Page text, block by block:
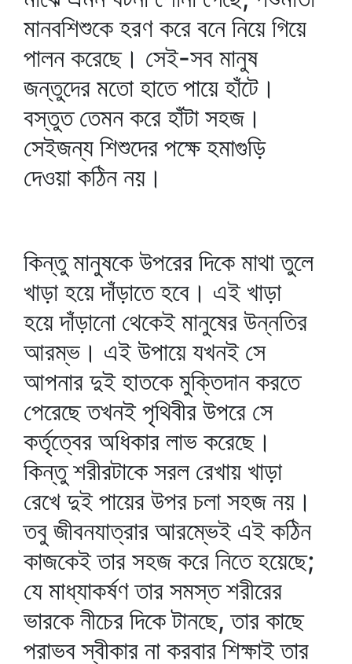
মানবশিশুকে হরণ করে বনে নিয়ে গিয়ে
পালন করেছে। সেই-সব মানুষ
জন্তুদের মতো হাতে পায়ে হাঁটে।
বস্তুত তেমন করে হাঁটা সহজ।
সেইজন্য শিশুদের পক্ষে হমাগুড়ি
দেওয়া কঠিন নয়।
কিন্তু মানুষকে উপরের দিকে মাথা তুলে
খাড়া হয়ে দাঁড়াতে হবে। এই খাড়া
হয়ে দাঁড়ানো থেকেই মানুষের উন্নতির
আরম্ভ। এই উপায়ে যখনই সে
আপনার দুই হাতকে মুক্তিদান করতে
পেরেছে তখনই পৃথিবীর উপরে সে
কর্তৃত্বের অধিকার লাভ করেছে।
কিন্তু শরীরটাকে সরল রেখায় খাড়া
রেখে দুই পায়ের উপর চলা সহজ নয়।
তবু জীবনযাত্রার আরম্ভেই এই কঠিন
কাজকেই তার সহজ করে নিতে হয়েছে;
যে মাধ্যাকর্ষণ তার সমস্ত শরীরের
ভারকে নীচের দিকে টানছে, তার কাছে
পরাভব স্বীকার না করবার শিক্ষাই তার